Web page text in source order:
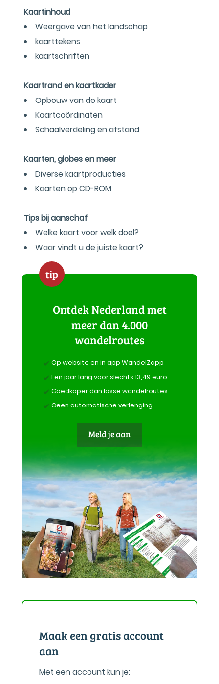
Kaartinhoud
Weergave van het landschap
kaarttekens
kaartschriften
Kaartrand en kaartkader
Opbouw van de kaart
Kaartcoördinaten
Schaalverdeling en afstand
Kaarten, globes en meer
Diverse kaartproducties
Kaarten op CD-ROM
Tips bij aanschaf
Welke kaart voor welk doel?
Waar vindt u de juiste kaart?
tip
Ontdek Nederland met
meer dan 4.000
wandelroutes
Op website en in app WandelZapp
Een jaar lang voor slechts 13,49 euro
Goedkoper dan losse wandelroutes
Geen automatische verlenging
Meld je aan
Maak een gratis account
aan
Met een account kun je: